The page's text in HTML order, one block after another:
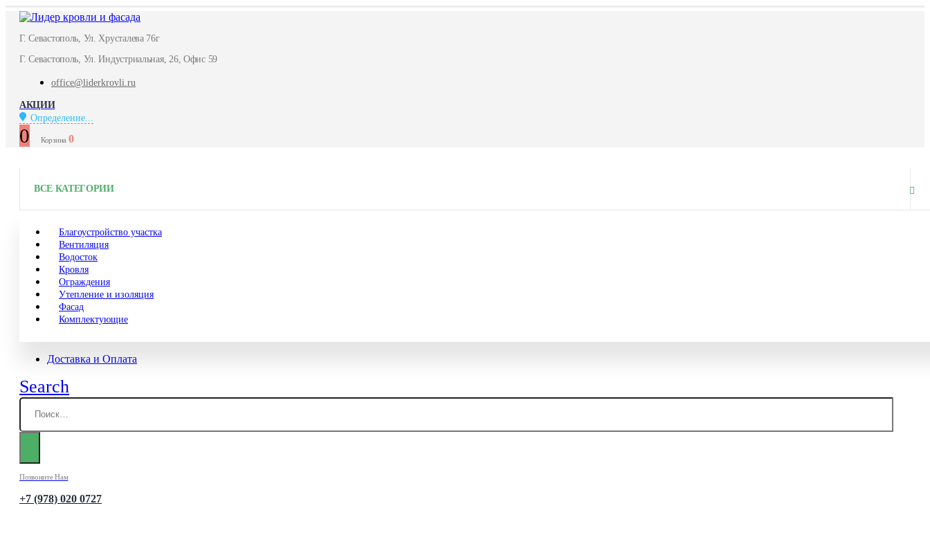
Г. Севастополь, Ул. Хрусталева 76г
Г. Севастополь, Ул. Индустриальная, 26, Офис 59
office@liderkrovli.ru
АКЦИИ
Определение...
0 Корзина 0
ВСЕ КАТЕГОРИИ
Благоустройство участка
Вентиляция
Водосток
Кровля
Ограждения
Утепление и изоляция
Фасад
Комплектующие
Доставка и Оплата
Search
Позвоните Нам
+7 (978) 020 0727